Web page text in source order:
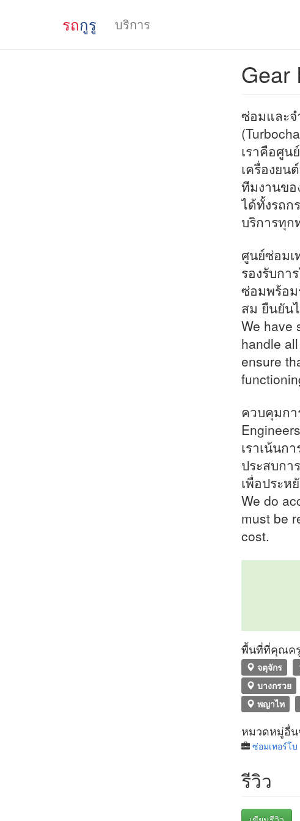
รถกูรู บริการ
Gear
ซ่อมและจ
เราคือศูน
เครื่องยน
ทีมงานขอ
ได้ทั้งรถก
บริการทุก
ศูนย์ซ่อมเ
รองรับกา
ซ่อมพร้อม
สม ยืนยัน
We have
handle
ensure
ควบคุมกา
เราเน้นก
ประสบกา
เพื่อประห
We do
must be
cost.
พื้นที่ที่คุณค
จตุจักร
บางกรวย
พญาไท
หมวดหมู่อื่
ซ่อมเทอร์โบ
รีวิว